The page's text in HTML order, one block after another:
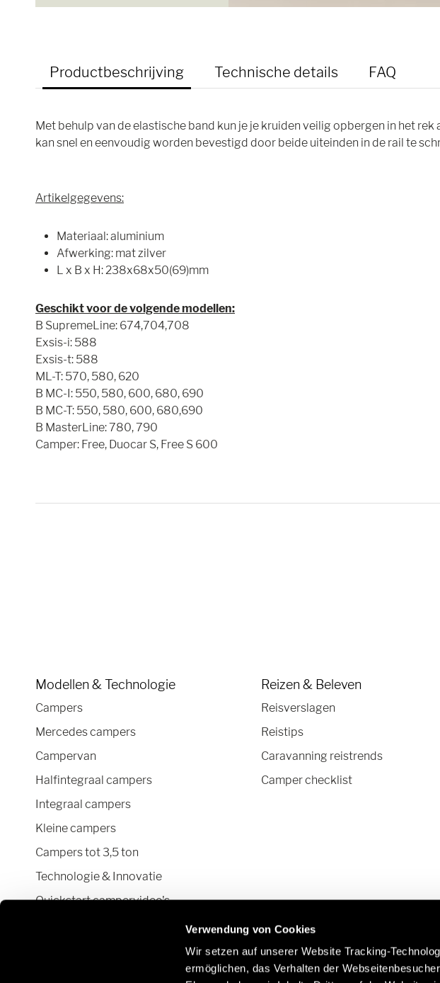
Verwendung von Cookies
Wir setzen auf unserer Website Tracking-
ermöglichen, das Verhalten der
Productbeschrijving Technische details FAQ
Met behulp van de elastische band kun je je kruiden veilig opbergen in het
kan snel en eenvoudig worden bevestigd door beide uiteinden in de rail te
Artikelgegevens:
Materiaal: aluminium
Afwerking: mat zilver
L x B x H: 238x68x50(69)mm
Geschikt voor de volgende modellen:
B SupremeLine: 674,704,708
Exsis-i: 588
Exsis-t: 588
ML-T: 570, 580, 620
B MC-I: 550, 580, 600, 680, 690
B MC-T: 550, 580, 600, 680,690
B MasterLine: 780, 790
Camper: Free, Duocar S, Free S 600
Modellen & Technologie
Campers
Mercedes campers
Campervan
Halfintegraal campers
Integraal campers
Kleine campers
Campers tot 3,5 ton
Technologie & Innovatie
Quickstart campervideo's
Camper en Campervan Configurator
Reizen & Beleven
Reisverslagen
Reistips
Caravanning reistrends
Camper checklist